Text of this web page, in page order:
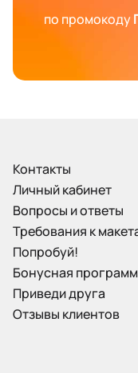
по промокоду
Контакты
Личный кабинет
Вопросы и ответы
Требования к
Попробуй!
Бонусная
Приведи друга
Отзывы клиентов